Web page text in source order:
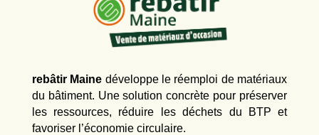
rebâtir Maine développe le réemploi de matériaux
du bâtiment. Une solution concrète pour préserver
les ressources, réduire les déchets du BTP et
favoriser l’économie circulaire.